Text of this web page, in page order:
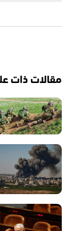
مقالات ذات